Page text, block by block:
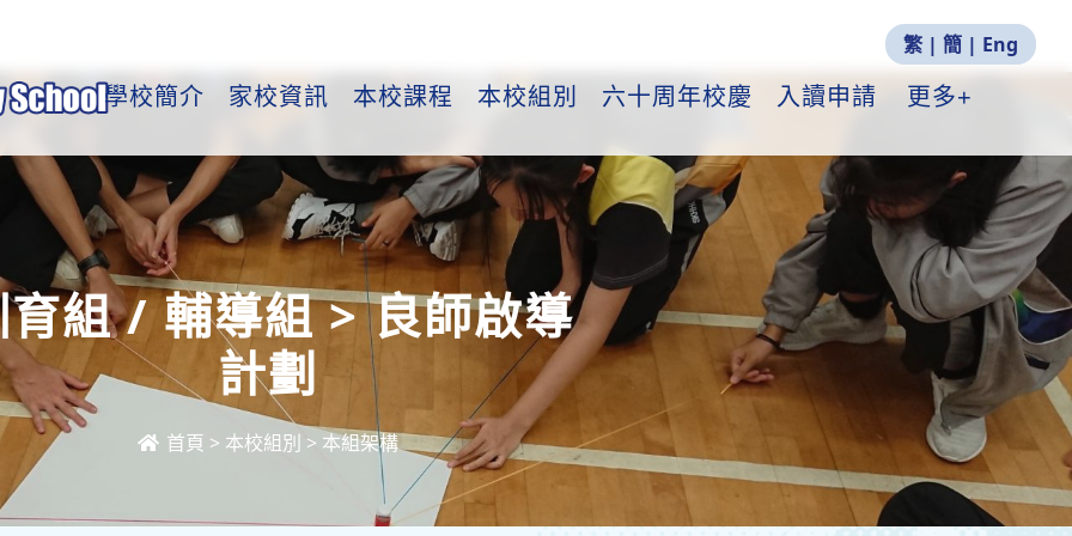
繁 | 簡 | Eng
學校簡介
家校資訊 本校課程 本校組別 六十周年校慶 入讀申請 更多+
組 / 輔導組 > 良師啟導
計劃
首頁 > 本校組別 > 本組架構